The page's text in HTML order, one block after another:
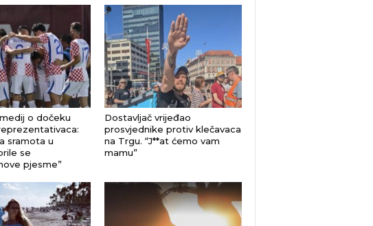
o dočeku
sramota u
se
pjesme”
Dostavljač vrijeđao
prosvjednike protiv klečavaca
na Trgu. “J**at ćemo vam
mamu”